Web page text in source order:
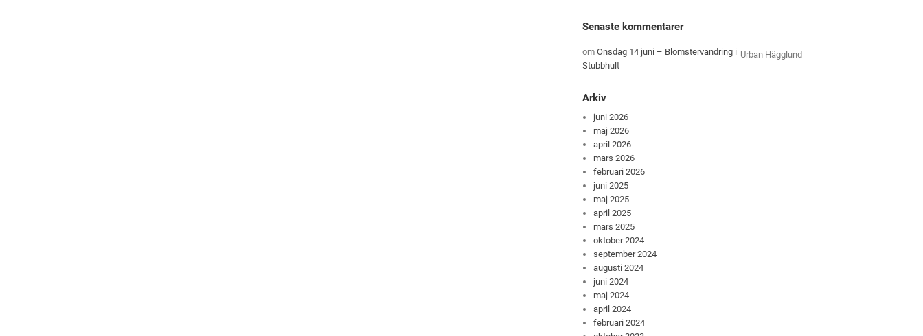
Senaste kommentarer
Urban Hägglund
omOnsdag 14 juni – Blomstervandring i
Stubbhult
Arkiv
juni 2026
maj 2026
april 2026
mars 2026
februari 2026
juni 2025
maj 2025
april 2025
mars 2025
oktober 2024
september 2024
augusti 2024
juni 2024
maj 2024
april 2024
februari 2024